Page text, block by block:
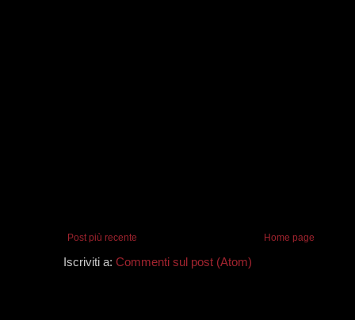
Post più recente Home page
Iscriviti a: Commenti sul post (Atom)